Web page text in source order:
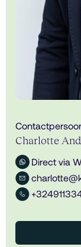
Charlotte
Direct via